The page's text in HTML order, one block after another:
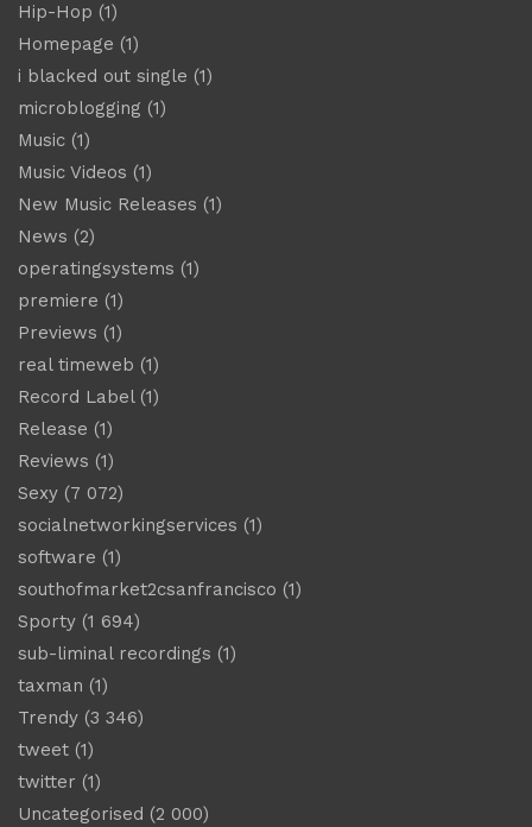
Hip-Hop (1)
Homepage (1)
i blacked out single (1)
microblogging (1)
Music (1)
Music Videos (1)
New Music Releases (1)
News (2)
operatingsystems (1)
premiere (1)
Previews (1)
real timeweb (1)
Record Label(1)
Release (1)
Reviews (1)
Sexy (7 072)
socialnetworkingservices (1)
software (1)
southofmarket2csanfrancisco (1)
Sporty (1 694)
sub-liminal recordings (1)
taxman (1)
Trendy (3 346)
tweet (1)
twitter (1)
Uncategorised (2 000)